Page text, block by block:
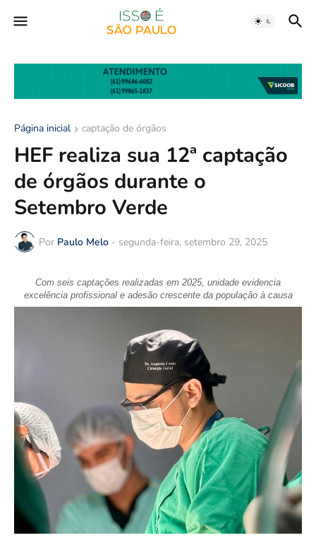
Página inicial captação de órgãos
HEF realiza sua 12ª captação
de órgãos durante o
Setembro Verde
Por Paulo Melo - segunda-feira, setembro 29, 2025
Com seis captações realizadas em 2025, unidade evidencia
excelência profissional e adesão crescente da população à causa